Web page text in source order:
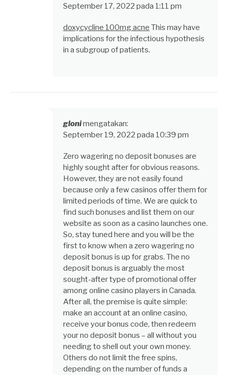
September 17, 2022 pada 1:11 pm
doxycycline 100mg acne This may have
implications for the infectious hypothesis
in a subgroup of patients.
glonimengatakan:
September 19, 2022 pada 10:39 pm
Zero wagering no deposit bonuses are
highly sought after for obvious reasons.
However, they are not easily found
because only a few casinos offer them for
limited periods of time. We are quick to
find such bonuses and list them on our
website as soon as a casino launches one.
So, stay tuned here and you will be the
first to know when a zero wagering no
deposit bonus is up for grabs. The no
deposit bonus is arguably the most
sought-after type of promotional offer
among online casino players in Canada.
After all, the premise is quite simple:
make an account at an online casino,
receive your bonus code, then redeem
your no deposit bonus – all without you
needing to shell out your own money.
Others do not limit the free spins,
depending on the number of funds a